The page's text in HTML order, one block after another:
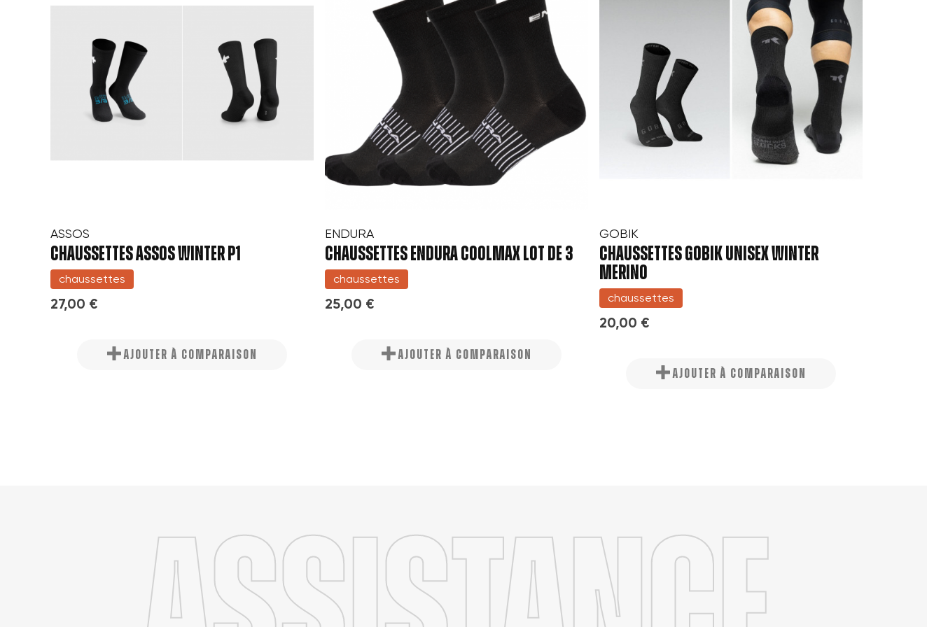
ASSOS
CHAUSSETTES ASSOS WINTER P1
chaussettes
27,00 €
AJOUTER À COMPARAISON
ENDURA
CHAUSSETTES ENDURA COOLMAX LOT DE 3
chaussettes
25,00 €
AJOUTER À COMPARAISON
GOBIK
CHAUSSETTES GOBIK UNISEX WINTER
MERINO
chaussettes
20,00 €
AJOUTER À COMPARAISON